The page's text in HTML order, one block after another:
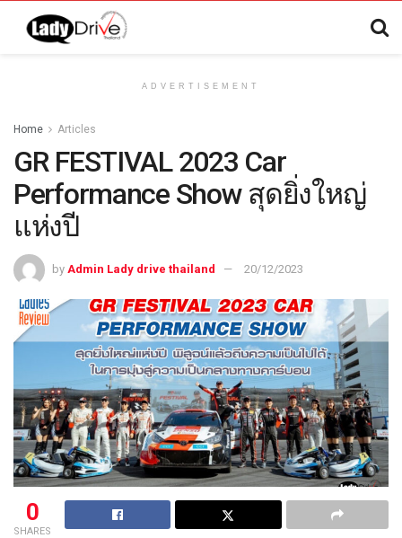
ADVERTISEMENT
Home Articles
GR FESTIVAL 2023 Car
Performance Show สุดยิ่งใหญ่
แห่งปี
by Admin Lady drive thailand 20/12/2023
0
SHARES